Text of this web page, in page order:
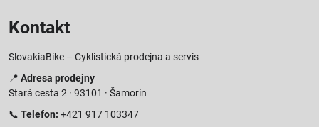
Kontakt
SlovakiaBike – Cyklistická prodejna a servis
📍 Adresa prodejny
Stará cesta 2 · 93101 · Šamorín
📞 Telefon: +421 917 103347